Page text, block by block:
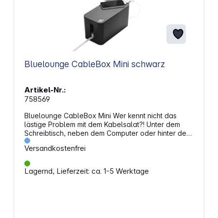
Bluelounge CableBox Mini schwarz
Artikel-Nr.:
758569
Bluelounge CableBox Mini Wer kennt nicht das
lästige Problem mit dem Kabelsalat?! Unter dem
Schreibtisch, neben dem Computer oder hinter der
Hi-Fi Anlage - überall diese herumliegenden,
verstaubten Kabel und Mehrfachsteckdosen. Die
Bluelounge CableBox Mini, eine schlichte und
formschöne Box mit Deckel und einem Schlitz an
jeder Seite, ist die wohl einfachste und
Versandkostenfrei
Lagernd, Lieferzeit: ca. 1-5 Werktage